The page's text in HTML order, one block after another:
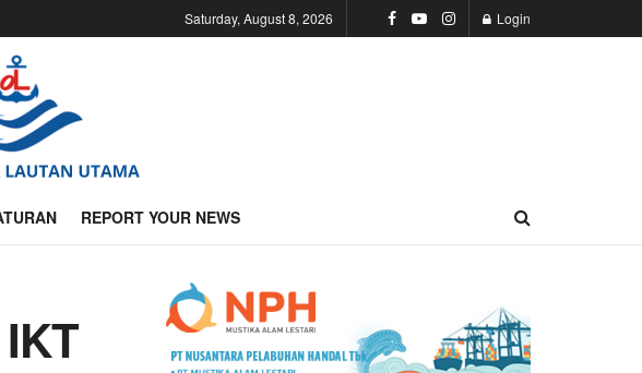
Saturday, August 8, 2026 Login
REPORT YOUR NEWS